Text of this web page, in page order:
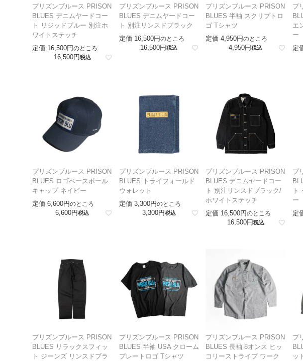
プリズンブルース PRISON
BLUES デニムヤードコー
ト リジッドブルー 別注ホ
ワイトステッチ
定価 16,500 のところ
16,500 税込
プリズンブルース PRISON
BLUES デニムヤードコー
ト 別注リンスドブラック
定価 16,500 のところ
16,500 税込
プリズンブルース PRISON
BLUES 半袖 スクリプトロ
ゴ Tシャツ
定価 4,950 のところ
4,950 税込
プ
エ
ー
定
プリズンブルース PRISON
BLUES ロゴベースボール
キャップ ネイビー
定価 6,600 のところ
6,600 税込
プリズンブルース PRISON
BLUES トライフォールド
ウォレット
定価 3,300 のところ
3,300 税込
プリズンブルース PRISON
BLUES デニムヤードコー
ト 別注リンスドブラック/
ホワイトステッチ
定価 16,500 のところ
16,500 税込
プ
ト
ー
定
プリズンブルース PRISON
BLUES リラックスフィッ
ト ジーンズ リンスドブラ
プリズンブルース PRISON
BLUES 半袖 USA クローム
プレートロゴ Tシャツ
プリズンブルース PRISON
BLUES 長袖 8オンス ヒッ
コリーストライプ ワーク
プ
ッ